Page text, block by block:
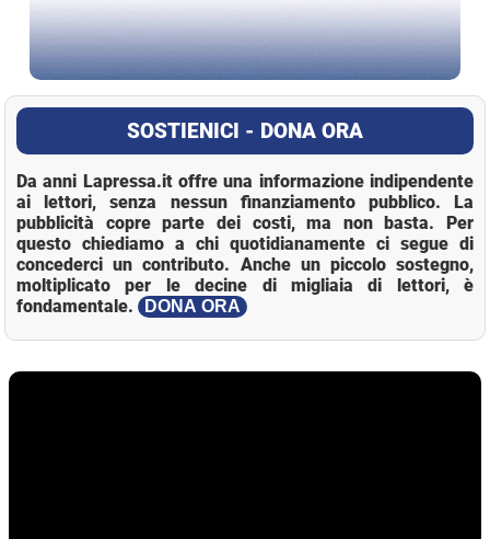
SOSTIENICI - DONA ORA
Da anni Lapressa.it offre una informazione indipendente
ai lettori, senza nessun finanziamento pubblico. La
pubblicità copre parte dei costi, ma non basta. Per
questo chiediamo a chi quotidianamente ci segue di
concederci un contributo. Anche un piccolo sostegno,
moltiplicato per le decine di migliaia di lettori, è
fondamentale.
DONA ORA